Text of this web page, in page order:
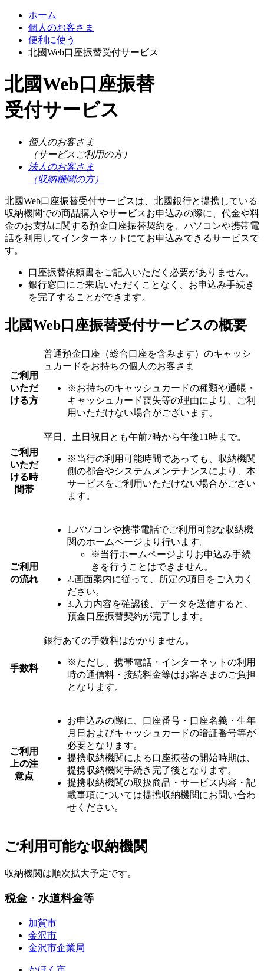
ホーム
個人のお客さま
便利に使う
北國Web口座振替受付サービス
北國Web口座振替
受付サービス
個人のお客さま
（サービスご利用の方）
法人のお客さま
（収納機関の方）
北國Web口座振替受付サービスは、北國銀行と提携している
収納機関での商品購入やサービスお申込みの際に、代金や料
金のお支払に関する預金口座振替契約を、パソコンや携帯電
話を利用してインターネットにてお申込みできるサービスで
す。
口座振替依頼書をご記入いただく必要がありません。
銀行窓口にご来店いただくことなく、お申込み手続き
を完了することができます。
北國Web口座振替受付サービスの概要
ご利用
いただ
ける方
普通預金口座（総合口座を含みます）のキャッシ
ュカードをお持ちの個人のお客さま
※お持ちのキャッシュカードの種類や通帳・
キャッシュカード喪失等の理由により、ご利
用いただけない場合がございます。
ご利用
いただ
ける時
間帯
平日、土日祝日とも午前7時から午後11時まで。
※当行の利用可能時間であっても、収納機関
側の都合やシステムメンテナンスにより、本
サービスをご利用いただけない場合がござい
ます。
ご利用
の流れ
1.パソコンや携帯電話でご利用可能な収納機
関のホームページより行います。
※当行ホームページよりお申込み手続
きを行うことはできません。
2.画面案内に従って、所定の項目をご入力く
ださい。
3.入力内容を確認後、データを送信すると、
預金口座振替契約が完了します。
手数料
銀行あての手数料はかかりません。
※ただし、携帯電話・インターネットの利用
時の通信料・接続料金等はお客さまのご負担
となります。
ご利用
上の注
意点
お申込みの際に、口座番号・口座名義・生年
月日およびキャッシュカードの暗証番号等が
必要となります。
提携収納機関による口座振替の開始時期は、
提携収納機関手続き完了後となります。
提携収納機関の取扱商品・サービス内容・記
載事項については提携収納機関にお問い合わ
せください。
ご利用可能な収納機関
収納機関は順次拡大予定です。
税金・水道料金等
加賀市
金沢市
金沢市企業局